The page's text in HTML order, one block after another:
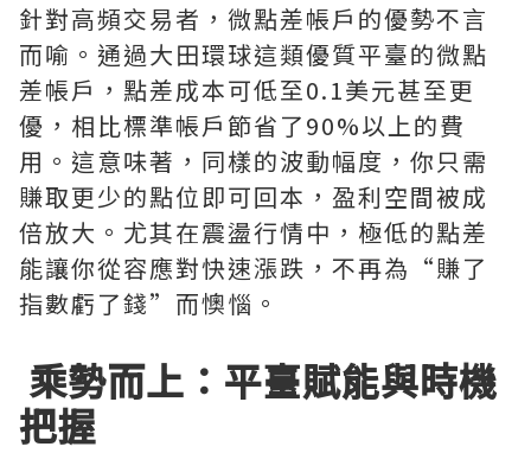
針對高頻交易者，微點差帳戶的優勢不言
而喻。通過大田環球這類優質平臺的微點
差帳戶，點差成本可低至0.1美元甚至更
優，相比標準帳戶節省了90%以上的費
用。這意味著，同樣的波動幅度，你只需
賺取更少的點位即可回本，盈利空間被成
倍放大。尤其在震盪行情中，極低的點差
能讓你從容應對快速漲跌，不再為“賺了
指數虧了錢”而懊惱。
乘勢而上：平臺賦能與時機
把握